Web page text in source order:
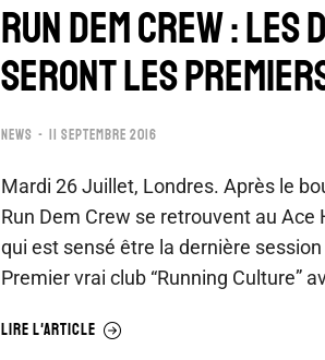
RUN DEM CREW : LES
SERONT LES
NEWS 11 SEPTEMBRE 2016
Mardi 26 Juillet, Londres. Après le
Run Dem Crew se retrouvent au Ace
qui est sensé être la dernière session
Premier vrai club “Running Culture”
LIRE L'ARTICLE